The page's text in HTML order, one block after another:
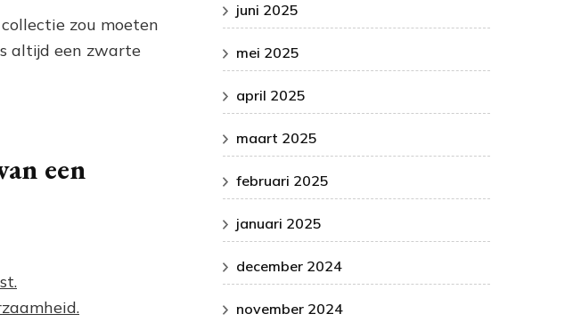
zou moeten
altijd een zwarte
een
juni 2025
mei 2025
april 2025
maart 2025
februari 2025
januari 2025
december 2024
november 2024